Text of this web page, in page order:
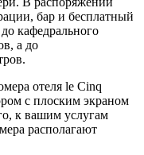
бар и бесплатный
кафедрального
а до
отеля le Cinq
с плоским экраном
к вашим услугам
располагают